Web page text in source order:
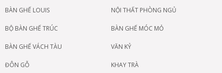
BÀN GHẾ LOUIS NỘI THẤT PHÒNG NGỦ
BỘ BÀN GHẾ TRÚC BÀN GHẾ MÓC MỎ
BÀN GHẾ VÁCH TÀU VĂN KỶ
ĐÔN GỖ KHAY TRÀ